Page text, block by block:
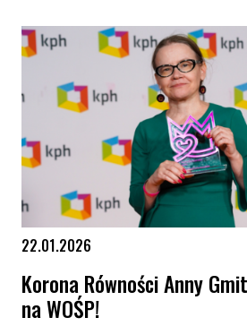
22.01.2026
Korona Równości Anny
na WOŚP!